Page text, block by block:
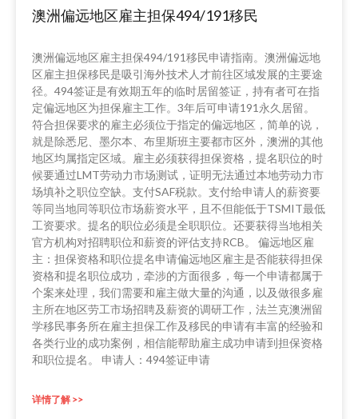
澳洲偏远地区雇主担保494/191移民
澳洲偏远地区雇主担保494/191移民申请指南。澳洲偏远地
区雇主担保移民是吸引海外技术人才前往区域发展的主要途
径。494签证是有效期五年的临时居留签证，持有者可在指
定偏远地区为担保雇主工作。3年后可申请191永久居留。
符合担保要求的雇主必须位于指定的偏远地区，简单的说，
就是除悉尼、墨尔本、布里斯班主要都市区外，澳洲的其他
地区均属指定区域。雇主必须获得担保资格，提名职位的时
候要通过LMT劳动力市场测试，证明无法通过本地劳动力市
场填补之职位空缺。支付SAF税款。支付给申请人的薪资要
等同当地同等职位市场薪资水平，且不但能低于TSMIT最低
工资要求。提名的职位必须是全职职位。还要获得当地相关
官方机构对招聘职位和薪资的评估支持RCB。 偏远地区雇
主：担保资格和职位提名申请偏远地区雇主是否能获得担保
资格和提名职位成功，牵涉的方面很多，每一个申请都属于
个案来处理，我们需要和雇主做大量的沟通，以及做很多雇
主所在地区劳工市场招聘及薪资的调研工作，法兰克澳洲留
学移民事务所在雇主担保工作及移民的申请有丰富的经验和
各类行业的成功案例，相信能帮助雇主成功申请到担保资格
和职位提名。 申请人：494签证申请
详情了解 >>